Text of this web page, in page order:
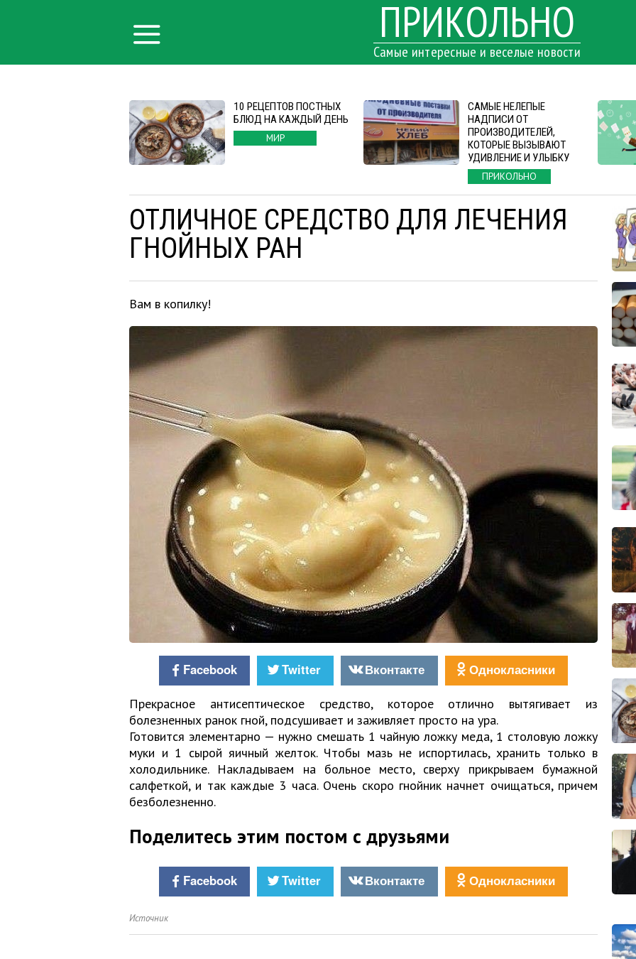
ПРИКОЛЬНО
Самые интересные и веселые новости
10 РЕЦЕПТОВ ПОСТНЫХ
БЛЮД НА КАЖДЫЙ ДЕНЬ
МИР
САМЫЕ НЕЛЕПЫЕ
НАДПИСИ ОТ
ПРОИЗВОДИТЕЛЕЙ,
КОТОРЫЕ ВЫЗЫВАЮТ
УДИВЛЕНИЕ И УЛЫБКУ
ПРИКОЛЬНО
ОТЛИЧНОЕ СРЕДСТВО ДЛЯ ЛЕЧЕНИЯ
ГНОЙНЫХ РАН
Вам в копилку!
Facebook Twitter Вконтакте Однокласники
Прекрасное антисептическое средство, которое отлично вытягивает из
болезненных ранок гной, подсушивает и заживляет просто на ура.
Готовится элементарно — нужно смешать 1 чайную ложку меда, 1 столовую ложку
муки и 1 сырой яичный желток. Чтобы мазь не испортилась, хранить только в
холодильнике. Накладываем на больное место, сверху прикрываем бумажной
салфеткой, и так каждые 3 часа. Очень скоро гнойник начнет очищаться, причем
безболезненно.
Поделитесь этим постом с друзьями
Facebook Twitter Вконтакте Однокласники
Источник